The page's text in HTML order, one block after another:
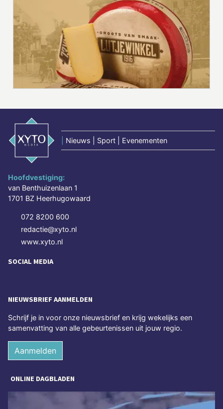
Nieuws | Sport | Evenementen
Hoofdvestiging:
van Benthuizenlaan 1
1701 BZ Heerhugowaard
072 8200 600
redactie@xyto.nl
www.xyto.nl
SOCIAL MEDIA
NIEUWSBRIEF AANMELDEN
Schrijf je in voor onze nieuwsbrief en krijg wekelijks een
samenvatting van alle gebeurtenissen uit jouw regio.
Aanmelden
ONLINE DAGBLADEN